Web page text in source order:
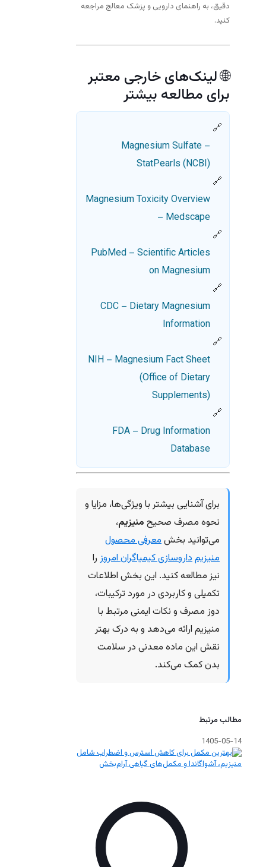
دقیق، به راهنمای دارویی و پزشک معالج مراجعه
کنید.
🌐 لینک‌های خارجی معتبر
برای مطالعه بیشتر
Magnesium Sulfate –
StatPearls (NCBI)
Magnesium Toxicity Overview
– Medscape
PubMed – Scientific Articles
on Magnesium
CDC – Dietary Magnesium
Information
NIH – Magnesium Fact Sheet
(Office of Dietary
Supplements)
FDA – Drug Information
Database
برای آشنایی بیشتر با ویژگی‌ها، مزایا و
نحوه مصرف صحیح منیزیم،
می‌توانید بخشمعرفی محصول
منیزیمداروسازی کیمیاگران امروز را
نیز مطالعه کنید. این بخش اطلاعات
تکمیلی و کاربردی در مورد ترکیبات،
دوز مصرف و نکات ایمنی مرتبط با
منیزیم ارائه می‌دهد و به درک بهتر
نقش این ماده معدنی در سلامت
بدن کمک می‌کند.
مطالب مرتبط
1405-05-14